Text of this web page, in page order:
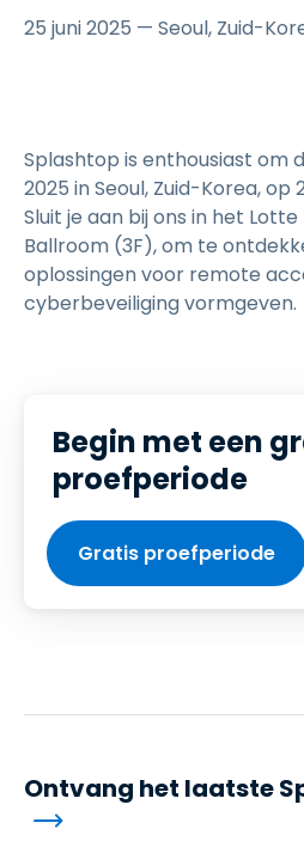
25 juni 2025 — Seoul, Zuid-
Splashtop is enthousiast om
2025 in Seoul, Zuid-Korea, op
Sluit je aan bij ons in het
Ballroom (3F), om te
oplossingen voor remote
cyberbeveiliging vormgeven.
Begin met een
proefperiode
Gratis proefperiode
Ontvang het laatste